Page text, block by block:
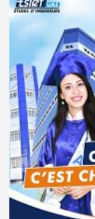
لسنة 2026